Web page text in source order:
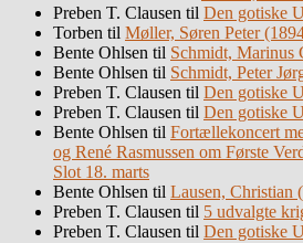
Preben T. Clausen til Den gotiske
Torben til Møller, Søren Peter
Bente Ohlsen til Schmidt, Marinus
Bente Ohlsen til Schmidt, Peter
Preben T. Clausen til Den gotiske
Preben T. Clausen til Den gotiske
Bente Ohlsen til Fortællekoncert
og René Rasmussen om Første
Slot 18. marts
Bente Ohlsen til Lausen, Christian
Preben T. Clausen til 5 udvalgte
Preben T. Clausen til Den gotiske